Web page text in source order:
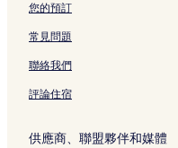
礁溪飯店
您的預訂
常見問題
聯絡我們
評論住宿
供應商、聯盟夥伴和媒體